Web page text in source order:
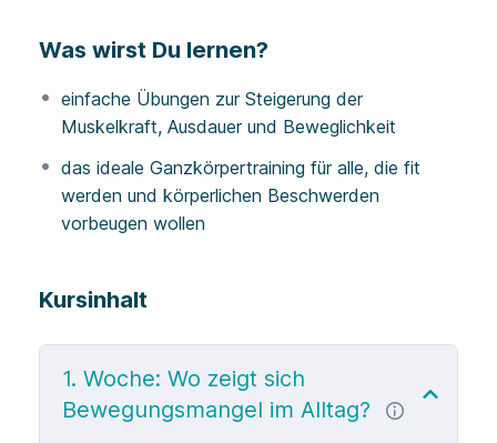
vital und energiereich zu bewältigen.
Denn wenn es um unsere Fitness geht, sind die
Leistungsfähigkeit unserer Muskulatur sowie die
Fähigkeit unseres Herz-Kreislauf-Systems, Energie
zu verwerten und im Körper zu verteilen,
essentielle Faktoren.
ideale Ganzkörpertraining für alle, die sich fit
machen und körperlichen Beschwerden vorbeugen
möchten.
Optionalkannst Du die Übungen mit einem
Widerstandsband oder Wasserflaschen als
Was wirst Du lernen?
einfache Übungen zur Steigerung der
Muskelkraft, Ausdauer und Beweglichkeit
das ideale Ganzkörpertraining für alle, die fit
werden und körperlichen Beschwerden
vorbeugen wollen
Kursinhalt
1. Woche: Wo zeigt sich
Bewegungsmangel im Alltag?